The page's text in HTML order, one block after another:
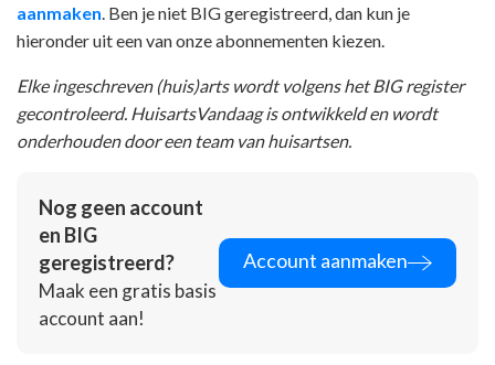
aanmaken . Ben je niet BIG geregistreerd, dan kun je
hieronder uit een van onze abonnementen kiezen.
Elke ingeschreven (huis)arts wordt volgens het BIG register
gecontroleerd. HuisartsVandaag is ontwikkeld en wordt
onderhouden door een team van huisartsen.
Nog geen account
en BIG
geregistreerd?
Maak een gratis basis
account aan!
Account aanmaken